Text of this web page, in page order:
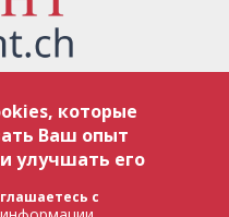
об авторском праве и
частичное использование
редакции. В случае полного
сайта rusaccent.ch,
конкретный заимствованный
rusaccent.ch, являются
или частичное
которые
Ваш опыт
улучшать его
с